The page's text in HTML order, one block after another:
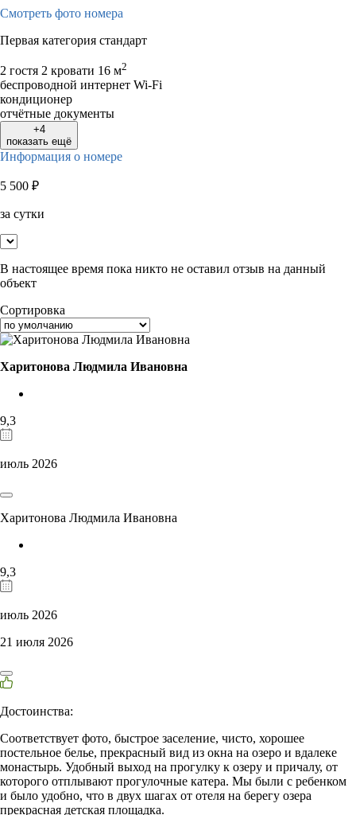
Смотреть фото номера
Первая категория стандарт
2 гостя 2 кровати 16 м2
беспроводной интернет Wi-Fi
кондиционер
отчётные документы
+4
показать ещё
Информация о номере
5 500 ₽
за сутки
В настоящее время пока никто не оставил отзыв на данный
объект
Сортировка
Харитонова Людмила Ивановна
9,3
июль 2026
Харитонова Людмила Ивановна
9,3
июль 2026
21 июля 2026
Достоинства:
Соответствует фото, быстрое заселение, чисто, хорошее
постельное белье, прекрасный вид из окна на озеро и вдалеке
монастырь. Удобный выход на прогулку к озеру и причалу, от
которого отплывают прогулочные катера. Мы были с ребенком
и было удобно, что в двух шагах от отеля на берегу озера
прекрасная детская площадка.